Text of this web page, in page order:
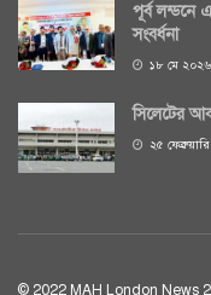
পূর্ব লন্ডনে
সংবর্ধনা
১৮ মে ২০২৬
সিলেটের
২৫
© 2022 MAH London News